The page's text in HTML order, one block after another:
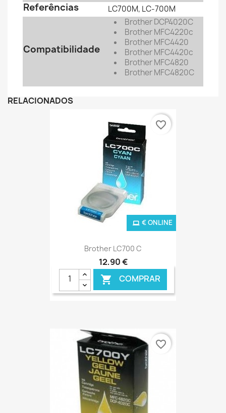
Referências LC700M, LC-700M
Compatibilidade
Brother DCP4020C
Brother MFC4220c
Brother MFC4420
Brother MFC4420c
Brother MFC4820
Brother MFC4820C
RELACIONADOS
Brother LC700 C
12,90 €
 COMPRAR
€ ONLINE
favorite_border
favorite_border